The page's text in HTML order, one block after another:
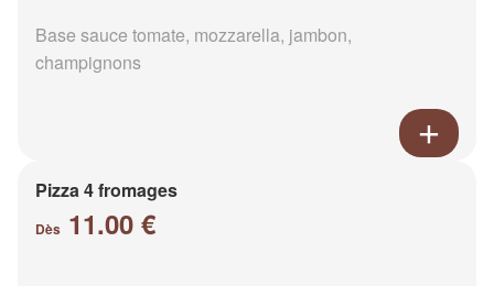
Base sauce tomate, mozzarella, jambon,
champignons
Pizza 4 fromages
Dès 11.00 €